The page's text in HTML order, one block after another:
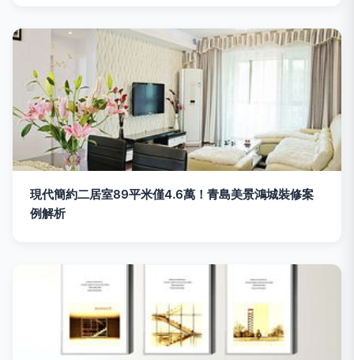
現代簡約二居室89平米僅4.6萬！青島美景鴻城裝修案
例解析